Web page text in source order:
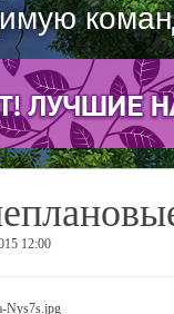
12:00